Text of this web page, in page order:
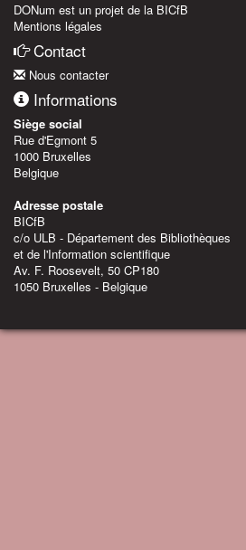
DONum est un projet de la BICfB
Mentions légales
Contact
Nous contacter
Informations
Siège social
Rue d'Egmont 5
1000 Bruxelles
Belgique
Adresse postale
BICfB
c/o ULB - Département des Bibliothèques
et de l'Information scientifique
Av. F. Roosevelt, 50 CP180
1050 Bruxelles - Belgique